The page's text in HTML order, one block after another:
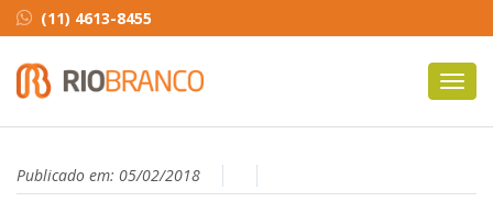
(11) 4613-8455
Publicado em: 05/02/2018